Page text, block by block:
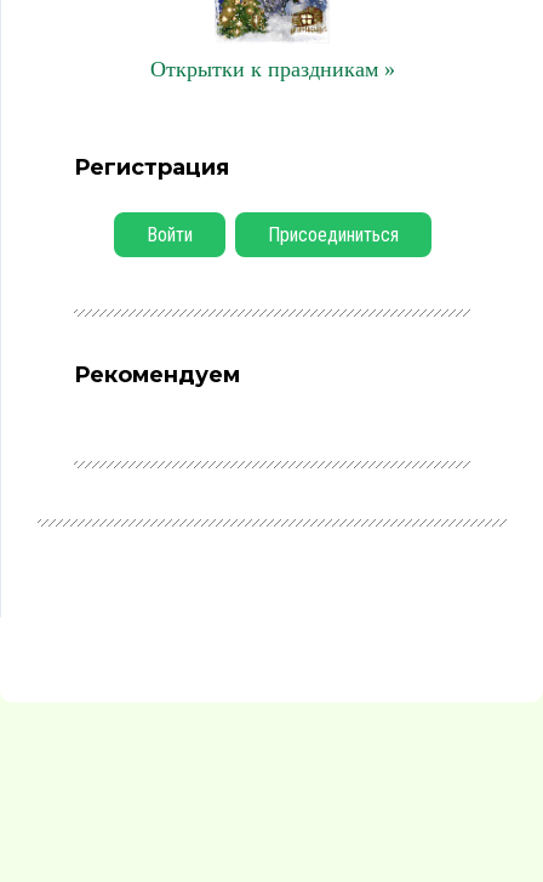
Открытки к праздникам »
Регистрация
Войти Присоединиться
Рекомендуем